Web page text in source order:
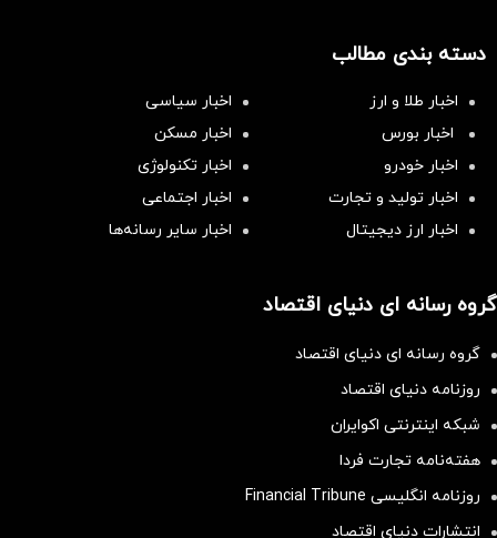
دسته بندی مطالب
اخبار طلا و ارز
اخبار سیاسی
اخبار بورس
اخبار مسکن
اخبار خودرو
اخبار تکنولوژی
اخبار تولید و تجارت
اخبار اجتماعی
اخبار ارز دیجیتال
اخبار سایر رسانه‌‌ها
گروه رسانه ای دنیای اقتصاد
گروه رسانه ای دنیای اقتصاد
روزنامه دنیای اقتصاد
شبکه اینترنتی اکوایران
هفته‌نامه تجارت فردا
روزنامه انگلیسی Financial Tribune
انتشارات دنیای اقتصاد